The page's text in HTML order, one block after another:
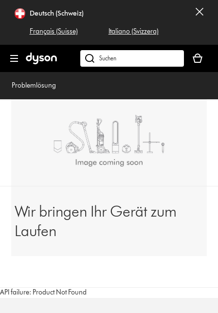
überspringenDeutsch (Schweiz)
Français (Suisse) Italiano (Svizzera)
Dyson.ch
durchsuchen
ist
Problemlösung
Wir bringen Ihr Gerät zum
Laufen
API failure: Product Not Found